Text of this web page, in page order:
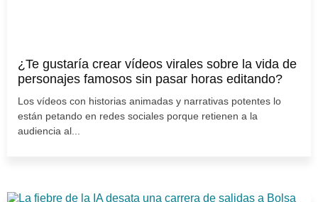
¿Te gustaría crear vídeos virales sobre la vida de
personajes famosos sin pasar horas editando?
Los vídeos con historias animadas y narrativas potentes lo
están petando en redes sociales porque retienen a la
audiencia al...